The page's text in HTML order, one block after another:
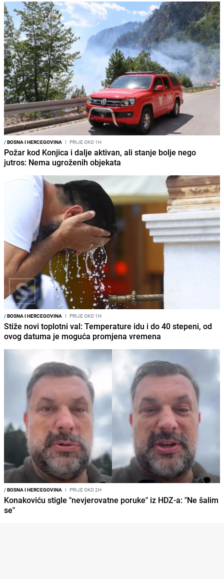
/BOSNA I HERCEGOVINA I PRIJE OKO 1H
Požar kod Konjica i dalje aktivan, ali stanje bolje nego
jutros: Nema ugroženih objekata
/BOSNA I HERCEGOVINA I PRIJE OKO 1H
Stiže novi toplotni val: Temperature idu i do 40 stepeni, od
ovog datuma je moguća promjena vremena
/BOSNA I HERCEGOVINA I PRIJE OKO 2H
Konakoviću stigle "nevjerovatne poruke" iz HDZ-a: "Ne šalim
se"